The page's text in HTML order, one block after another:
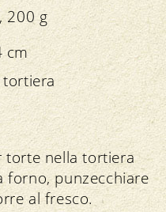
200 g
cm
torte nella tortiera
forno, punzecchiare
al fresco.